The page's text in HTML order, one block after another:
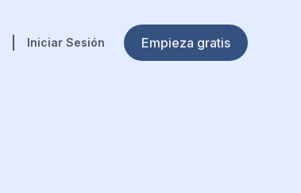
Iniciar Sesión Empieza gratis